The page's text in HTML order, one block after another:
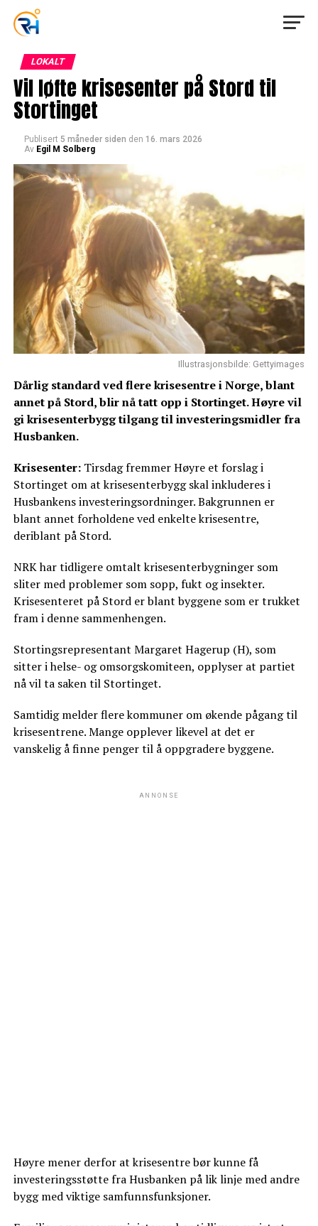
LOKALT
Vil løfte krisesenter på Stord til
Stortinget
Publisert 5 måneder siden den 16. mars 2026
Av Egil M Solberg
Illustrasjonsbilde: Gettyimages
Dårlig standard ved flere krisesentre i Norge, blant
annet på Stord, blir nå tatt opp i Stortinget. Høyre vil
gi krisesenterbygg tilgang til investeringsmidler fra
Husbanken.
Krisesenter:Tirsdag fremmer Høyre et forslag i
Stortinget om at krisesenterbygg skal inkluderes i
Husbankens investeringsordninger. Bakgrunnen er
blant annet forholdene ved enkelte krisesentre,
deriblant på Stord.
NRK har tidligere omtalt krisesenterbygninger som
sliter med problemer som sopp, fukt og insekter.
Krisesenteret på Stord er blant byggene som er trukket
fram i denne sammenhengen.
Stortingsrepresentant Margaret Hagerup (H), som
sitter i helse- og omsorgskomiteen, opplyser at partiet
nå vil ta saken til Stortinget.
Samtidig melder flere kommuner om økende pågang til
krisesentrene. Mange opplever likevel at det er
vanskelig å finne penger til å oppgradere byggene.
ANNONSE
Høyre mener derfor at krisesentre bør kunne få
investeringsstøtte fra Husbanken på lik linje med andre
bygg med viktige samfunnsfunksjoner.